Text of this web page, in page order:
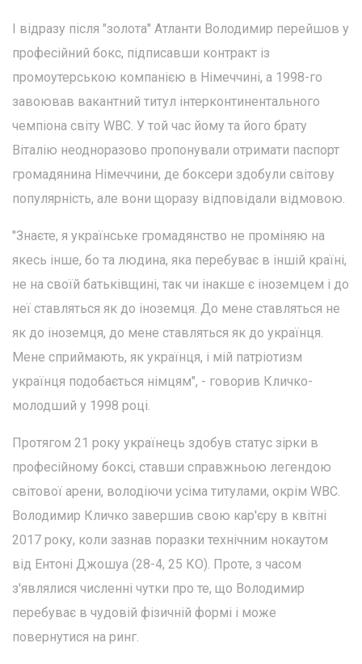
І відразу після "золота" Атланти Володимир перейшов у
професійний бокс, підписавши контракт із
промоутерською компанією в Німеччині, а 1998-го
завоював вакантний титул інтерконтинентального
чемпіона світу WBC. У той час йому та його брату
Віталію неодноразово пропонували отримати паспорт
громадянина Німеччини, де боксери здобули світову
популярність, але вони щоразу відповідали відмовою.
"Знаєте, я українське громадянство не проміняю на
якесь інше, бо та людина, яка перебуває в іншій країні,
не на своїй батьківщині, так чи інакше є іноземцем і до
неї ставляться як до іноземця. До мене ставляться не
як до іноземця, до мене ставляться як до українця.
Мене сприймають, як українця, і мій патріотизм
українця подобається німцям", - говорив Кличко-
молодший у 1998 році.
Протягом 21 року українець здобув статус зірки в
професійному боксі, ставши справжньою легендою
світової арени, володіючи усіма титулами, окрім WBC.
Володимир Кличко завершив свою кар'єру в квітні
2017 року, коли зазнав поразки технічним нокаутом
від Ентоні Джошуа (28-4, 25 КО). Проте, з часом
з'являлися численні чутки про те, що Володимир
перебуває в чудовій фізичній формі і може
повернутися на ринг.